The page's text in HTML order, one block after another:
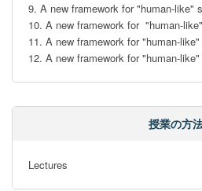
9. A new framework for "human-like"
10. A new framework for  "human-
11. A new framework for "human-
12. A new framework for "human-
授業の方
Lectures